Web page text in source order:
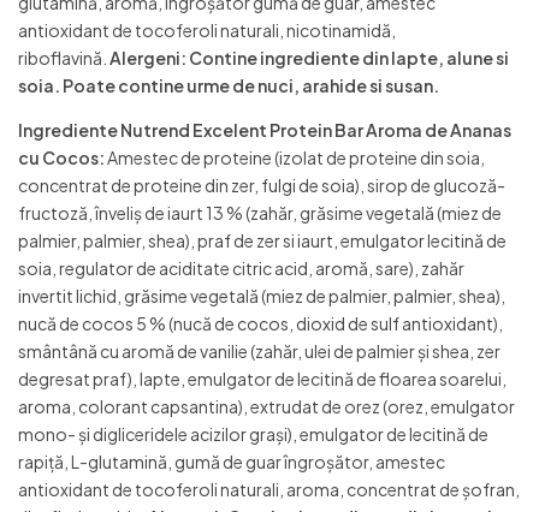
antioxidant de tocoferoli naturali, nicotinamidă,
riboflavină. Alergeni: Contine ingrediente din lapte, alune si
soia. Poate contine urme de nuci, arahide si susan.
Ingrediente Nutrend Excelent Protein Bar Aroma de Ananas
cu Cocos:Amestec de proteine (izolat de proteine din soia,
concentrat de proteine din zer, fulgi de soia), sirop de glucoză-
fructoză, înveliș de iaurt 13 % (zahăr, grăsime vegetală (miez de
palmier, palmier, shea), praf de zer si iaurt, emulgator lecitină de
soia, regulator de aciditate citric acid, aromă, sare), zahăr
invertit lichid, grăsime vegetală (miez de palmier, palmier, shea),
nucă de cocos 5 % (nucă de cocos, dioxid de sulf antioxidant),
smântână cu aromă de vanilie (zahăr, ulei de palmier și shea, zer
degresat praf), lapte, emulgator de lecitină de floarea soarelui,
aroma, colorant capsantina), extrudat de orez (orez, emulgator
mono- şi digliceridele acizilor grași), emulgator de lecitină de
rapiță, L-glutamină, gumă de guar îngroșător, amestec
antioxidant de tocoferoli naturali, aroma, concentrat de șofran,